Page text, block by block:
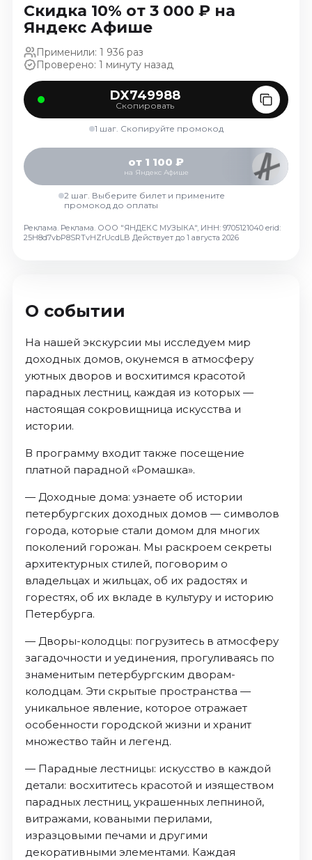
Сентябрь 2026
Декабрь 2026
События
Август 2026
Сентябрь 2026
Декабрь 2026
Январь 2027
Площадки
Скидка 10% от 3 000 ₽ на
Яндекс Афише
Применили: 1 936 раз
Проверено: 1 минуту назад
DX749988
Скопировать
1 шаг. Скопируйте промокод
от 1 100 ₽
на Яндекс Афише
2 шаг. Выберите билет и примените
промокод до оплаты
Реклама. Реклама. ООО "ЯНДЕКС МУЗЫКА", ИНН: 9705121040 erid:
25H8d7vbP8SRTvHZrUcdLB Действует до 1 августа 2026
О событии
На нашей экскурсии мы исследуем мир
доходных домов, окунемся в атмосферу
уютных дворов и восхитимся красотой
парадных лестниц, каждая из которых —
настоящая сокровищница искусства и
истории.
В программу входит также посещение
платной парадной «Ромашка».
— Доходные дома: узнаете об истории
петербургских доходных домов — символов
города, которые стали домом для многих
поколений горожан. Мы раскроем секреты
архитектурных стилей, поговорим о
владельцах и жильцах, об их радостях и
горестях, об их вкладе в культуру и историю
Петербурга.
— Дворы-колодцы: погрузитесь в атмосферу
загадочности и уединения, прогуливаясь по
знаменитым петербургским дворам-
колодцам. Эти скрытые пространства —
уникальное явление, которое отражает
особенности городской жизни и хранит
множество тайн и легенд.
— Парадные лестницы: искусство в каждой
детали: восхититесь красотой и изяществом
парадных лестниц, украшенных лепниной,
витражами, коваными перилами,
изразцовыми печами и другими
декоративными элементами. Каждая